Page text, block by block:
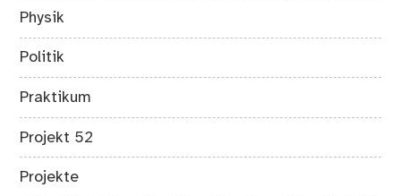
Physik
Politik
Praktikum
Projekt 52
Projekte